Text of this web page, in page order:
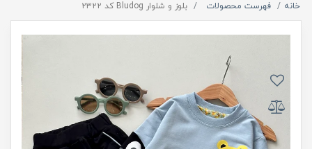
خانه فهرست محصولات بلوز و شلوار Bludog کد ۲۳۲۲